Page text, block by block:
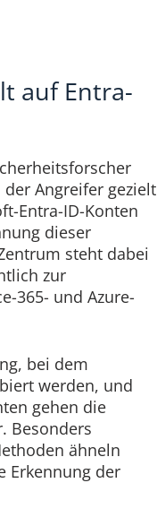
auf Entra-
Angreifer gezielt
Entra-ID-Konten
dieser
steht dabei
zur
365- und Azure-
bei dem
werden, und
gehen die
Besonders
ähneln
Erkennung der